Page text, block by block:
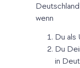
wenn
Du als
Du
in